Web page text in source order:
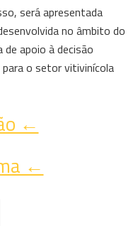
será apresentada
no âmbito do
apoio à decisão
para o setor vitivinícola
←
←